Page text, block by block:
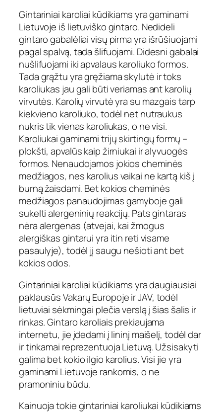
Gintariniai karoliai kūdikiams yra gaminami
Lietuvoje iš lietuviško gintaro. Nedideli
gintaro gabalėliai visų pirma yra išrūšiuojami
pagal spalvą, tada šlifuojami. Didesni gabalai
nušlifuojami iki apvalaus karoliuko formos.
Tada grąžtu yra gręžiama skylutė ir toks
karoliukas jau gali būti veriamas ant karolių
virvutės. Karolių virvutė yra su mazgais tarp
kiekvieno karoliuko, todėl net nutraukus
nukris tik vienas karoliukas, o ne visi.
Karoliukai gaminami trijų skirtingų formų –
plokšti, apvalūs kaip žirniukai ir alyvuogės
formos. Nenaudojamos jokios cheminės
medžiagos, nes karolius vaikai ne kartą kiš į
burną žaisdami. Bet kokios cheminės
medžiagos panaudojimas gamyboje gali
sukelti alergeninių reakcijų. Pats gintaras
nėra alergenas (atvejai, kai žmogus
alergiškas gintarui yra itin reti visame
pasaulyje), todėl jį saugu nešioti ant bet
kokios odos.
Gintariniai karoliai kūdikiams yra daugiausiai
paklausūs Vakarų Europoje ir JAV, todėl
lietuviai sėkmingai plečia verslą į šias šalis ir
rinkas. Gintaro karoliais prekiaujama
internetu, jie įdedami į lininį maišelį, todėl dar
ir tinkamai reprezentuoja Lietuvą. Užsisakyti
galima bet kokio ilgio karolius. Visi jie yra
gaminami Lietuvoje rankomis, o ne
pramoniniu būdu.
Kainuoja tokie gintariniai karoliukai kūdikiams